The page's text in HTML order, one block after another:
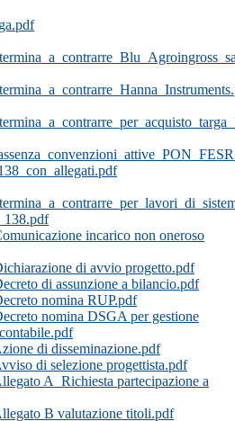
incarico non oneroso
di avvio progetto.pdf
di assunzione a bilancio.pdf
nomina RUP.pdf
nomina DSGA per gestione
di disseminazione.pdf
di selezione progettista.pdf
A_Richiesta partecipazione a
B valutazione titoli.pdf